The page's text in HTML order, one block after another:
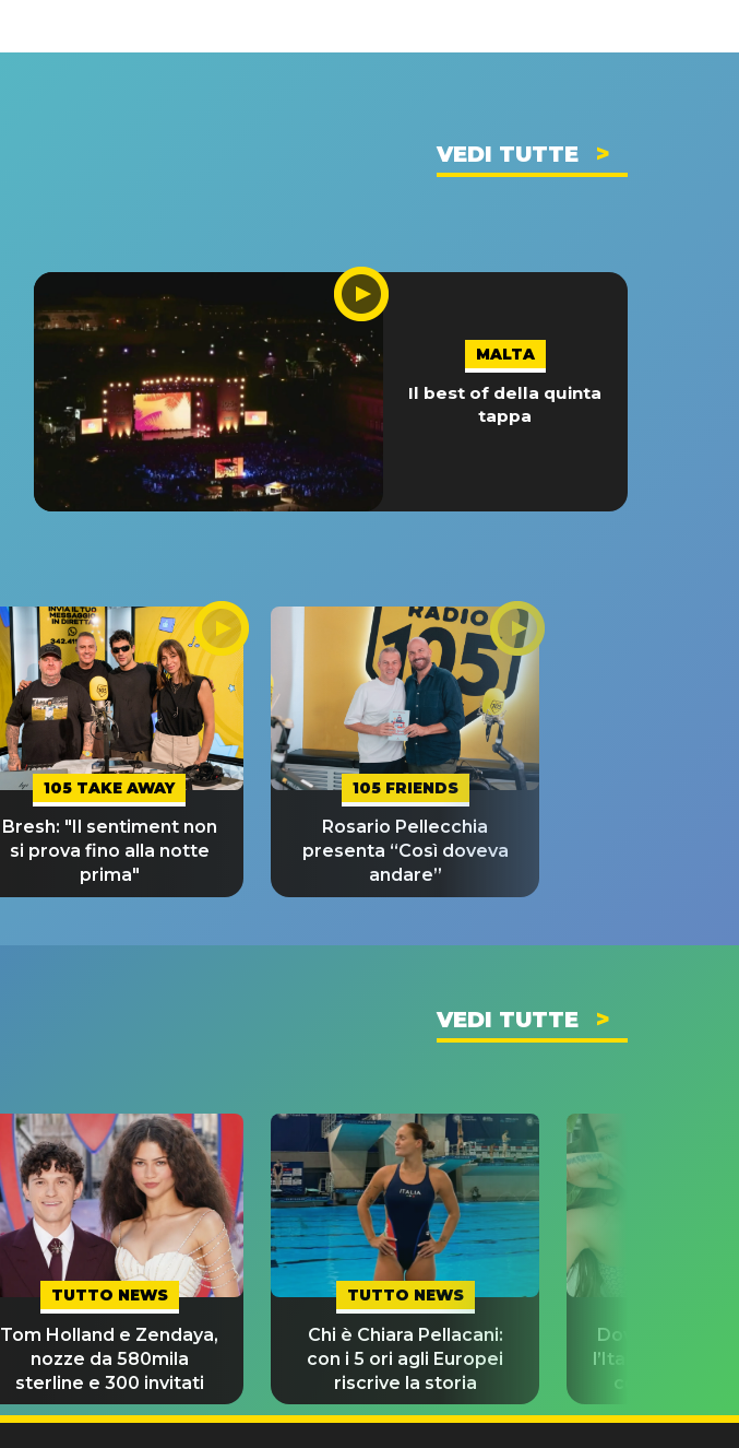
VEDI TUTTE
MALTA
Il best of della quinta
tappa
105 TAKE AWAY
Bresh: "Il sentiment non
si prova fino alla notte
prima"
105 FRIENDS
Rosario Pellecchia
presenta “Così doveva
andare”
VEDI TUTTE
TUTTO NEWS
Tom Holland e Zendaya,
nozze da 580mila
sterline e 300 invitati
TUTTO NEWS
Chi è Chiara Pellacani:
con i 5 ori agli Europei
riscrive la storia
Dove Cameron
l’Italia prima
con Damiano